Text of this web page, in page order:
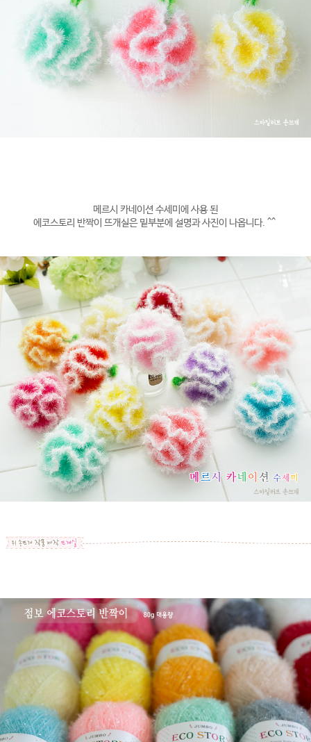
메르시 카네이션 수세미에 사용 된
에코스토리 반짝이 뜨개실은 밑부분에 설명과 사진이 나옵니다. ^^